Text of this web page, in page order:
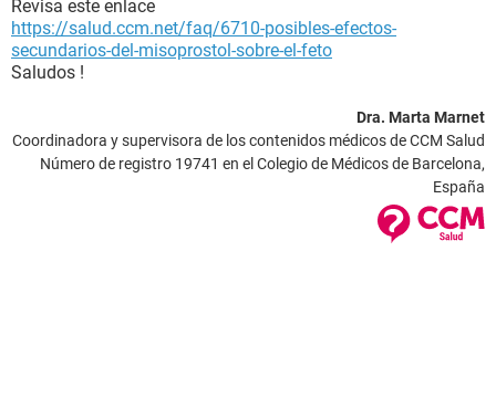
Revisa este enlace
https://salud.ccm.net/faq/6710-posibles-efectos-
secundarios-del-misoprostol-sobre-el-feto
Saludos !
Dra. Marta Marnet
Coordinadora y supervisora de los contenidos médicos de CCM Salud
Número de registro 19741 en el Colegio de Médicos de Barcelona,
España